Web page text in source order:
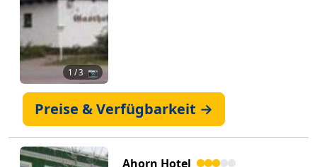
1 / 3 📷
Preise & Verfügbarkeit →
Ahorn Hotel